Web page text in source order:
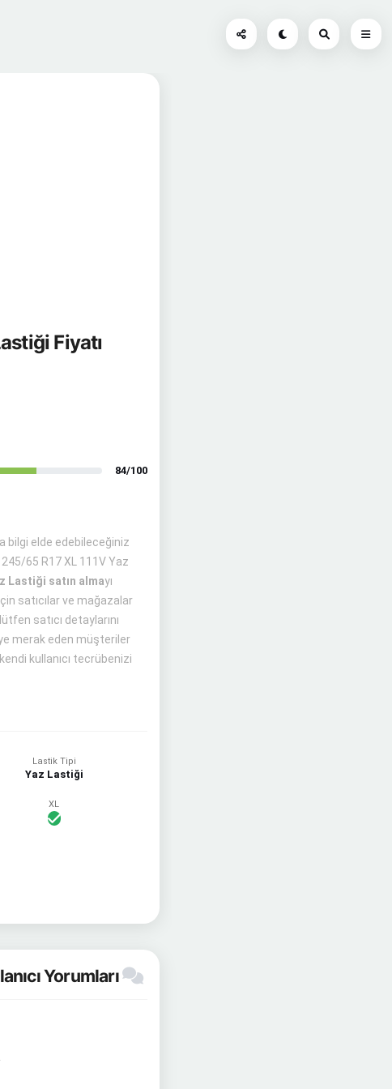
Fiyatı
84/100
bilgi elde edebileceğiniz
65 R17 XL 111V Yaz
Lastiği satın almayı
satıcılar ve mağazalar
satıcı detaylarını
merak eden müşteriler
kullanıcı tecrübenizi
Lastik Tipi
Yaz Lastiği
XL
Yorumları